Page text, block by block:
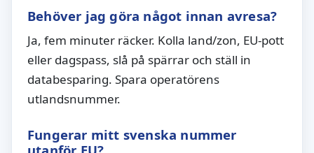
Behöver jag göra något innan avresa?
Ja, fem minuter räcker. Kolla land/zon, EU-pott
eller dagspass, slå på spärrar och ställ in
databesparing. Spara operatörens
utlandsnummer.
Fungerar mitt svenska nummer